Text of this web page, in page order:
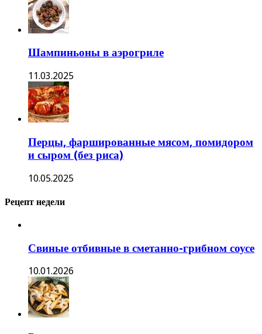
Шампиньоны в аэрогриле
11.03.2025
Перцы, фаршированные мясом, помидором
и сыром (без риса)
10.05.2025
Рецепт недели
Свиные отбивные в сметанно-грибном соусе
10.01.2026